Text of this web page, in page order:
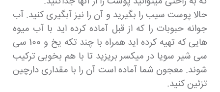
حالا پوست سیب را بگیرید و آن را نیز آبگیری کنید. آب
جوانه حبوبات را که از قبل آماده کرده اید با آب میوه
هایی که تهیه کرده اید همراه با چند تکه یخ و 100 سی
سی شیر سویا در میکسر بریزید تا با هم بخوبی ترکیب
شوند. معجون شما آماده است آن را با مقداری دارچین
تزئین کنید.